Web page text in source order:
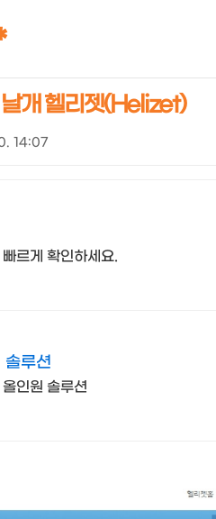
NEOEARLY*
날개 헬리젯(Helizet)
14:07
르게 확인하세요.
솔루션
인원 솔루션